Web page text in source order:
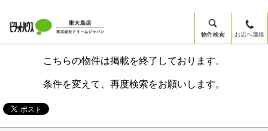
物件検索 お店へ連絡
こちらの物件は掲載を終了しております。
条件を変えて、再度検索をお願いします。